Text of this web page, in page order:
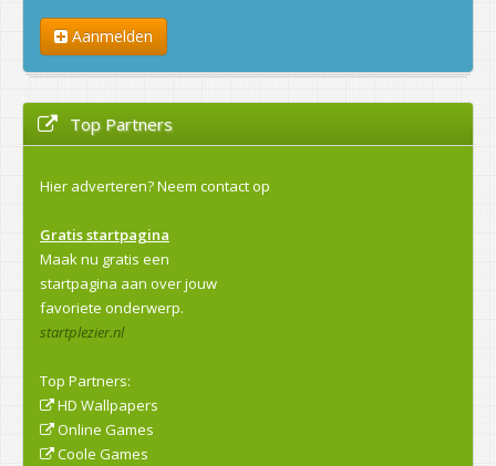
Aanmelden
Top Partners
Hier adverteren?Neem contact op
Gratis startpagina
Maak nu gratis een
startpagina aan over jouw
favoriete onderwerp.
startplezier.nl
Top Partners:
HD Wallpapers
Online Games
Coole Games